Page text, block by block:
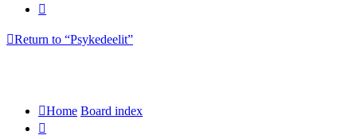
Return to “Psykedeelit”
Home Board index